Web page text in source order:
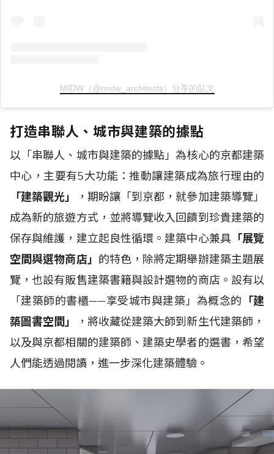
MIDW（@midw_architects）分享的貼文
打造串聯人、城市與建築的據點
以「串聯人、城市與建築的據點」為核心的京都建築
中心，主要有5大功能：推動讓建築成為旅行理由的
「建築觀光」
，期盼讓「到京都，就參加建築導覽」
成為新的旅遊方式，並將導覽收入回饋到珍貴建築的
保存與維護，建立起良性循環。建築中心兼具「展覽
空間與選物商店」 的特色，除將定期舉辦建築主題展
覽，也設有販售建築書籍與設計選物的商店。設有以
「建築師的書櫃——享受城市與建築」為概念的 「建
築圖書空間」
，將收藏從建築大師到新生代建築師，
以及與京都相關的建築師、建築史學者的選書，希望
人們能透過閱讀，進一步深化建築體驗。